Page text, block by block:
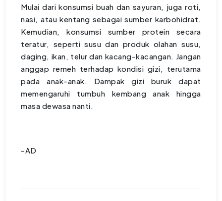
Mulai dari konsumsi buah dan sayuran, juga roti,
nasi, atau kentang sebagai sumber karbohidrat.
Kemudian, konsumsi sumber protein secara
teratur, seperti susu dan produk olahan susu,
daging, ikan, telur dan kacang-kacangan. Jangan
anggap remeh terhadap kondisi gizi, terutama
pada anak-anak. Dampak gizi buruk dapat
memengaruhi tumbuh kembang anak hingga
masa dewasa nanti.
-AD